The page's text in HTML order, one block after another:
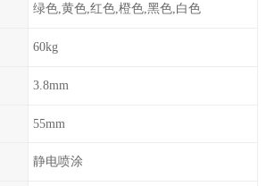
绿色,黄色,红色,橙色,黑色,白色
60kg
3.8mm
55mm
静电喷涂